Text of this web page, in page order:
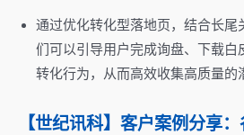
通过优化转化型落地页，结合长尾
们可以引导用户完成询盘、下载白
转化行为，从而高效收集高质量的
【世纪讯科】客户案例分享